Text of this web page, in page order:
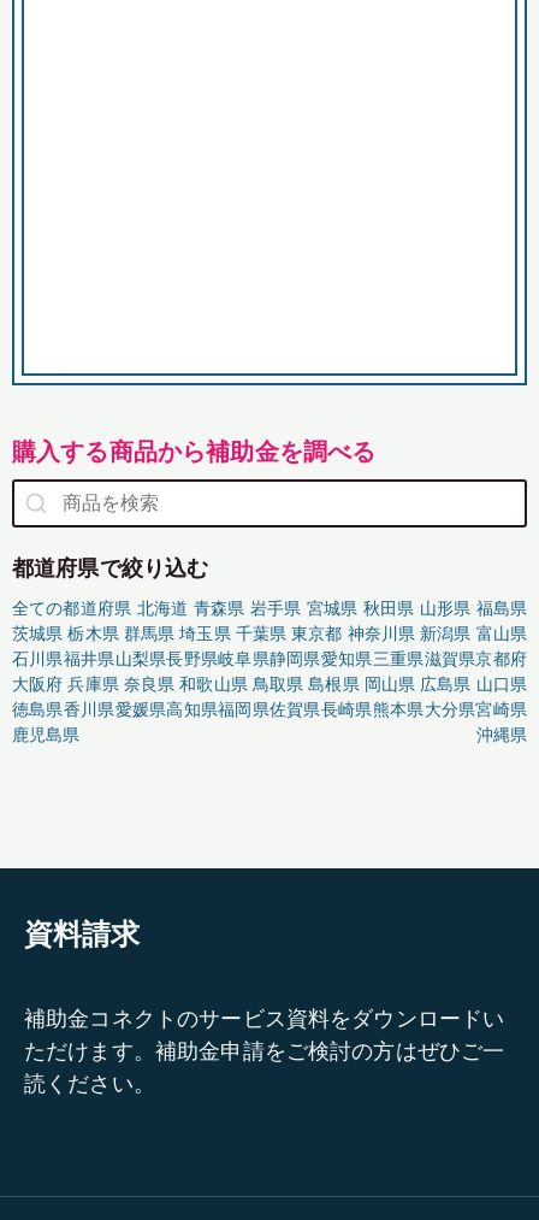
購入する商品から補助金を調べる
都道府県で絞り込む
全ての都道府県 北海道 青森県 岩手県 宮城県 秋田県 山形県 福島県
茨城県 栃木県 群馬県 埼玉県 千葉県 東京都 神奈川県 新潟県 富山県
石川県福井県山梨県長野県岐阜県静岡県愛知県三重県滋賀県京都府
大阪府 兵庫県 奈良県 和歌山県 鳥取県 島根県 岡山県 広島県 山口県
徳島県香川県愛媛県高知県福岡県佐賀県長崎県熊本県大分県宮崎県
鹿児島県
沖縄県
資料請求
補助金コネクトのサービス資料をダウンロードい
ただけます。補助金申請をご検討の方はぜひご一
読ください。